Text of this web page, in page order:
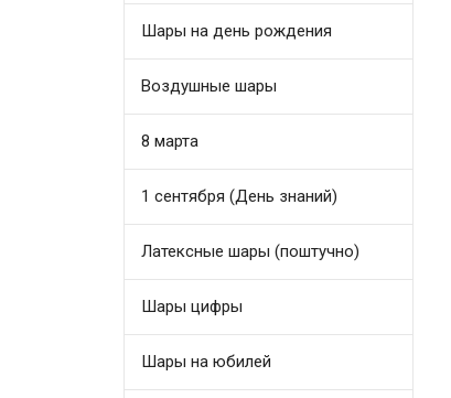
Шары на день рождения
Воздушные шары
8 марта
1 сентября (День знаний)
Латексные шары (поштучно)
Шары цифры
Шары на юбилей